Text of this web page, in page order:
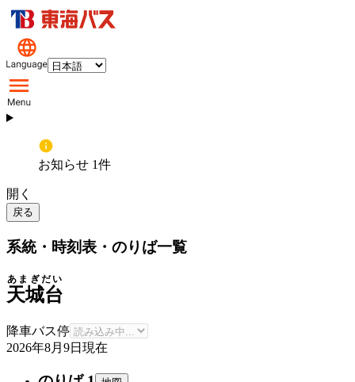
お知らせ 1件
開く
戻る
系統・時刻表・のりば一覧
天城台
あまぎだい
降車バス停
2026年8月9日 現在